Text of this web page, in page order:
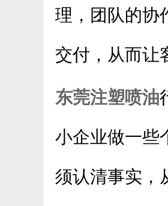
理，团队的协
交付，从而让
东莞注塑喷油
小企业做一些
须认清事实，